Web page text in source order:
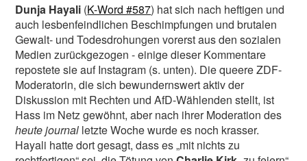
Dunja Hayali (K-Word #587) hat sich nach heftigen und
auch lesbenfeindlichen Beschimpfungen und brutalen
Gewalt- und Todesdrohungen vorerst aus den sozialen
Medien zurückgezogen - einige dieser Kommentare
repostete sie auf Instagram (s. unten). Die queere ZDF-
Moderatorin, die sich bewundernswert aktiv der
Diskussion mit Rechten und AfD-Wählenden stellt, ist
Hass im Netz gewöhnt, aber nach ihrer Moderation des
heute journal letzte Woche wurde es noch krasser.
Hayali hatte dort gesagt, dass es „mit nichts zu